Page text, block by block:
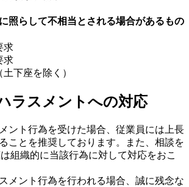
照らして不相当とされる場合があるもの
求
求
下座を除く）
ラスメントへの対応
ント行為を受けた場合、従業員には上長
ことを推奨しております。また、相談を
組織的に当該行為に対して対応をおこ
メント行為を行われる場合、誠に残念な